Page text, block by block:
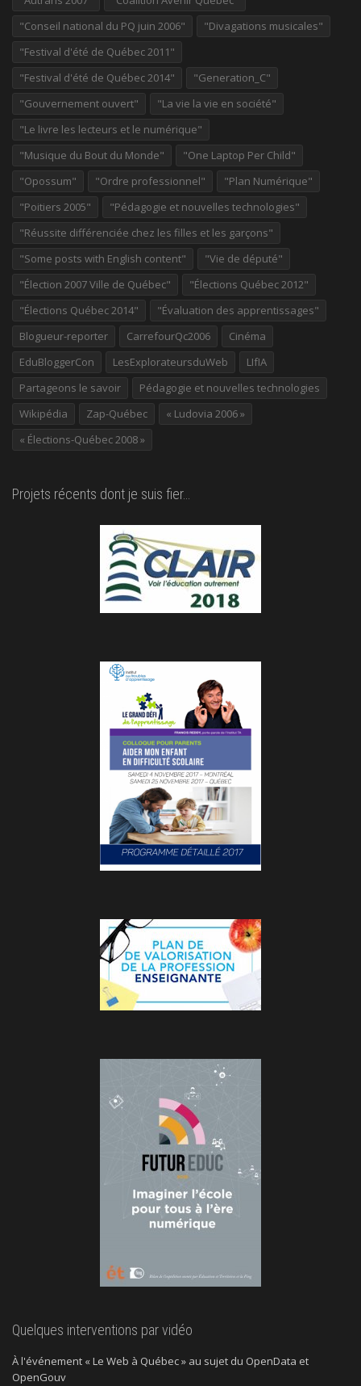
"Conseil national du PQ juin 2006"
"Divagations musicales"
"Festival d'été de Québec 2011"
"Festival d'été de Québec 2014"
"Generation_C"
"Gouvernement ouvert"
"La vie la vie en société"
"Le livre les lecteurs et le numérique"
"Musique du Bout du Monde"
"One Laptop Per Child"
"Opossum"
"Ordre professionnel"
"Plan Numérique"
"Poitiers 2005"
"Pédagogie et nouvelles technologies"
"Réussite différenciée chez les filles et les garçons"
"Some posts with English content"
"Vie de député"
"Élection 2007 Ville de Québec"
"Élections Québec 2012"
"Élections Québec 2014"
"Évaluation des apprentissages"
Blogueur-reporter
CarrefourQc2006
Cinéma
EduBloggerCon
LesExplorateursduWeb
LIfIA
Partageons le savoir
Pédagogie et nouvelles technologies
Wikipédia
Zap-Québec
« Ludovia 2006 »
« Élections-Québec 2008 »
Projets récents dont je suis fier…
Quelques interventions par vidéo
À l'événement « Le Web à Québec » au sujet du OpenData et
OpenGouv